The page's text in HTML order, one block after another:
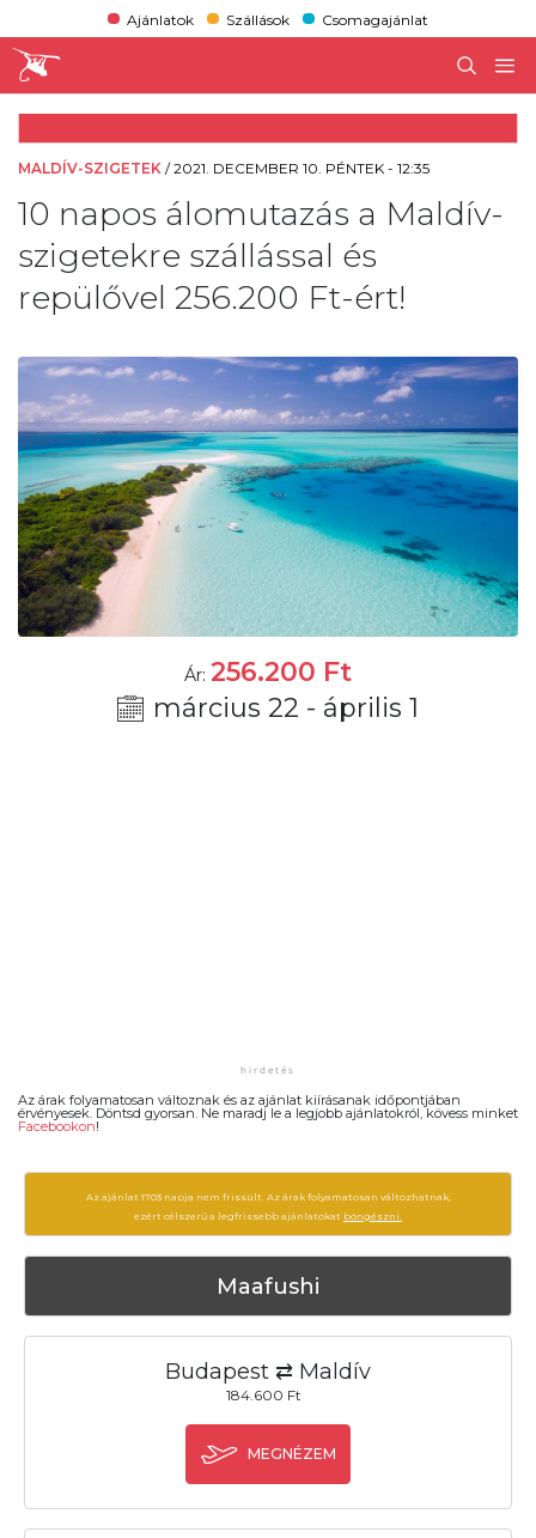
Ajánlatok Szállások Csomagajánlat
MALDÍV-SZIGETEK /2021. DECEMBER 10. PÉNTEK - 12:35
10 napos álomutazás a Maldív-
szigetekre szállással és
repülővel 256.200 Ft-ért!
Ár: 256.200 Ft
március 22 - április 1
Az árak folyamatosan változnak és az ajánlat kiírásanak időpontjában
érvényesek. Döntsd gyorsan. Ne maradj le a legjobb ajánlatokról, kövess minket
Facebookon!
Az ajánlat 1703 napja nem frissült. Az árak folyamatosan változhatnak,
ezért célszerű a legfrissebb ajánlatokat böngészni.
Maafushi
Budapest ⇄ Maldív
184.600 Ft
MEGNÉZEM